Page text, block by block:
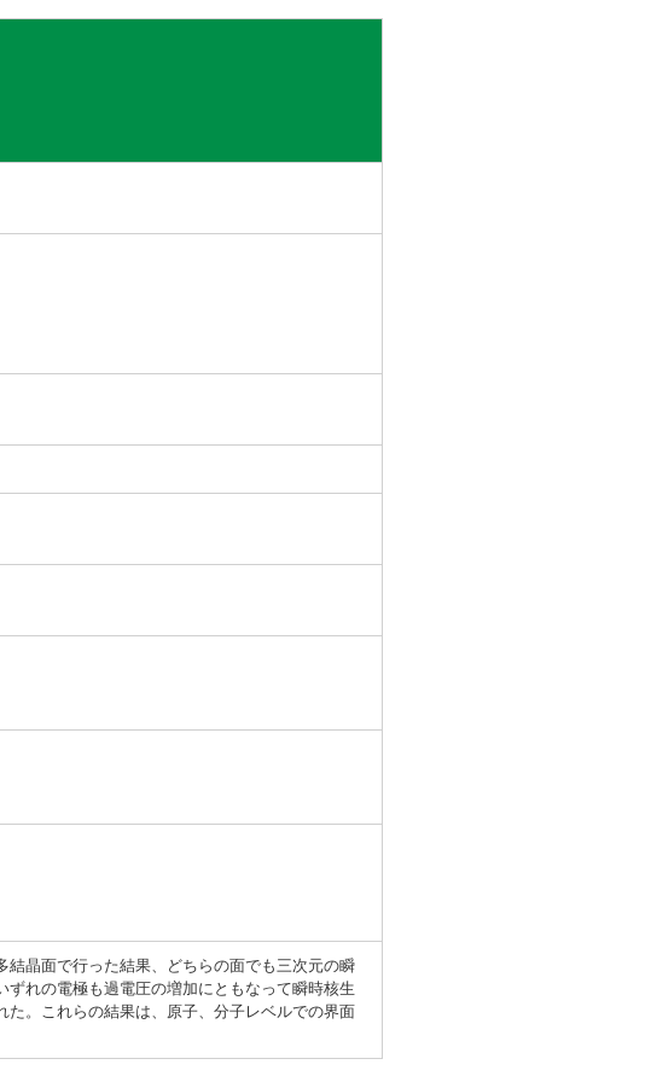
晶面で行った結果、どちらの面でも三次元の瞬
れの電極も過電圧の増加にともなって瞬時核生
。これらの結果は、原子、分子レベルでの界面